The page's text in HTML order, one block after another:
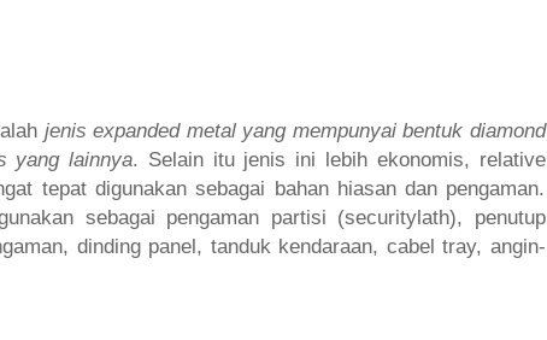
jenis expanded metal yang mempunyai bentuk diamond
yang lainnya. Selain itu jenis ini lebih ekonomis, relative
tepat digunakan sebagai bahan hiasan dan pengaman.
sebagai pengaman partisi (securitylath), penutup
dinding panel, tanduk kendaraan, cabel tray, angin-